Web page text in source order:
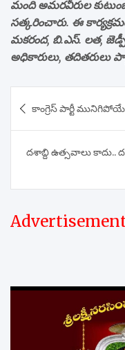
మంది అమరవీరుల
సత్కరించారు. ఈ
మకరంద, బి.ఎస్. లత,
అధికారులు, తదితరులు
navigation
కాంగ్రెస్ పార్టీ
దశాబ్ది ఉత్సవాలు కాదు..